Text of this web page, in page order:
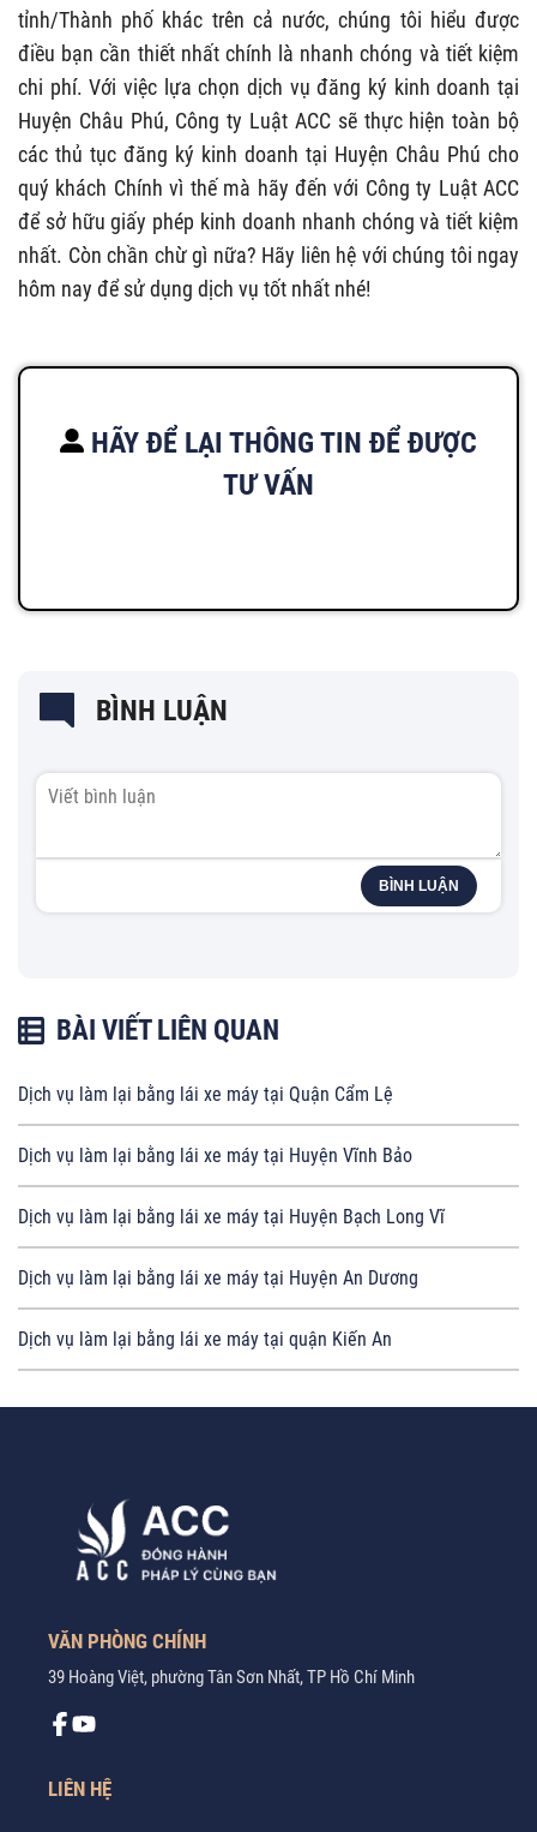
tỉnh/Thành phố khác trên cả nước, chúng tôi hiểu được
điều bạn cần thiết nhất chính là nhanh chóng và tiết kiệm
chi phí. Với việc lựa chọn dịch vụ đăng ký kinh doanh tại
Huyện Châu Phú, Công ty Luật ACC sẽ thực hiện toàn bộ
các thủ tục đăng ký kinh doanh tại Huyện Châu Phú cho
quý khách Chính vì thế mà hãy đến với Công ty Luật ACC
để sở hữu giấy phép kinh doanh nhanh chóng và tiết kiệm
nhất. Còn chần chừ gì nữa? Hãy liên hệ với chúng tôi ngay
hôm nay để sử dụng dịch vụ tốt nhất nhé!
HÃY ĐỂ LẠI THÔNG TIN ĐỂ ĐƯỢC
TƯ VẤN
BÌNH LUẬN
BÌNH LUẬN
BÀI VIẾT LIÊN QUAN
Dịch vụ làm lại bằng lái xe máy tại Quận Cẩm Lệ
Dịch vụ làm lại bằng lái xe máy tại Huyện Vĩnh Bảo
Dịch vụ làm lại bằng lái xe máy tại Huyện Bạch Long Vĩ
Dịch vụ làm lại bằng lái xe máy tại Huyện An Dương
Dịch vụ làm lại bằng lái xe máy tại quận Kiến An
VĂN PHÒNG CHÍNH
39 Hoàng Việt, phường Tân Sơn Nhất, TP Hồ Chí Minh
LIÊN HỆ